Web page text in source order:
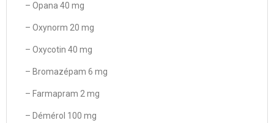
– Opana 40 mg
– Oxynorm 20 mg
– Oxycotin 40 mg
– Bromazépam 6 mg
– Farmapram 2 mg
– Démérol 100 mg